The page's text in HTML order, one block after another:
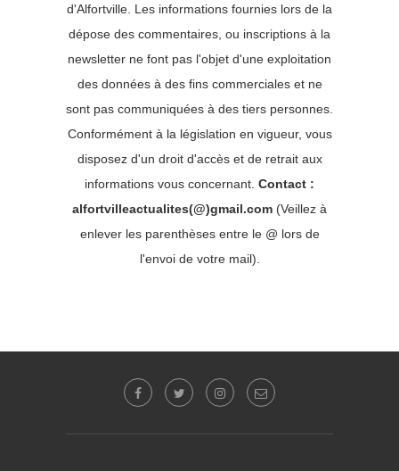
d'Alfortville. Les informations fournies lors de la
dépose des commentaires, ou inscriptions à la
newsletter ne font pas l'objet d'une exploitation
des données à des fins commerciales et ne
sont pas communiquées à des tiers personnes.
Conformément à la législation en vigueur, vous
disposez d'un droit d'accès et de retrait aux
informations vous concernant. Contact :
alfortvilleactualites(@)gmail.com (Veillez à
enlever les parenthèses entre le @ lors de
l'envoi de votre mail).